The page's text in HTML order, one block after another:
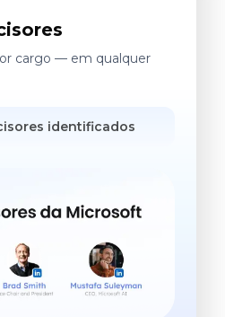
cargo — em qualquer
identificados